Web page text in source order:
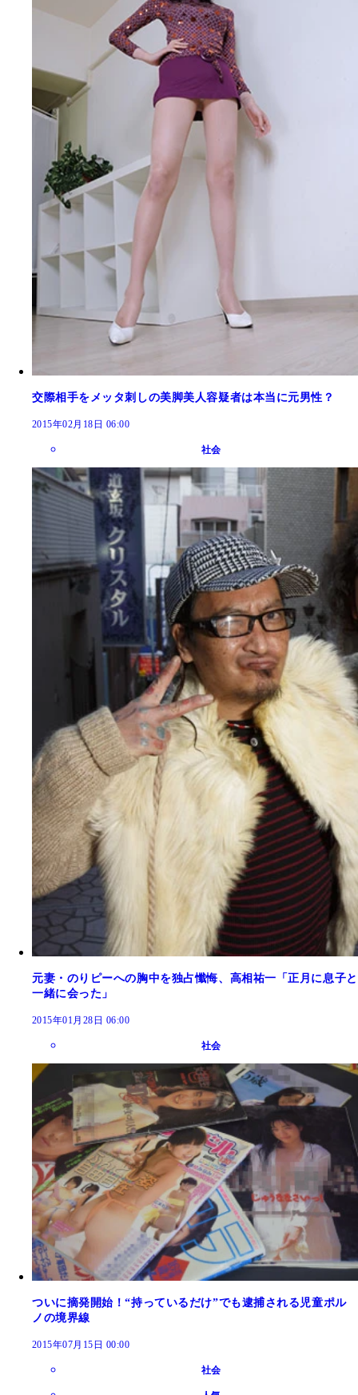
交際相手をメッタ刺しの美脚美人容疑者は本当に元男性？
2015年02月18日 06:00
社会
元妻・のりピーへの胸中を独占懺悔、高相祐一「正月に息子と
一緒に会った」
2015年01月28日 06:00
社会
ついに摘発開始！“持っているだけ”でも逮捕される児童ポル
ノの境界線
2015年07月15日 00:00
社会